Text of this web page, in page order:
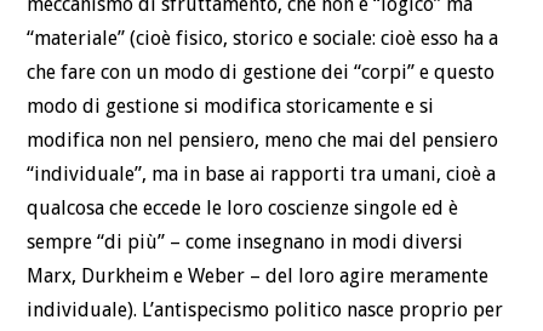
meccanismo di sfruttamento, che non è “logico” ma
“materiale” (cioè fisico, storico e sociale: cioè esso ha a
che fare con un modo di gestione dei “corpi” e questo
modo di gestione si modifica storicamente e si
modifica non nel pensiero, meno che mai del pensiero
“individuale”, ma in base ai rapporti tra umani, cioè a
qualcosa che eccede le loro coscienze singole ed è
sempre “di più” – come insegnano in modi diversi
Marx, Durkheim e Weber – del loro agire meramente
individuale). L’antispecismo politico nasce proprio per